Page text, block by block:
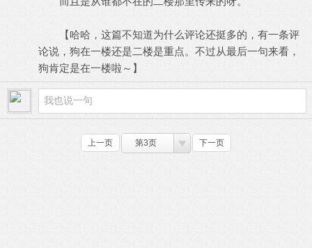
【哈哈，这篇不知道为什么评论还挺多的，有一条评
论说，狗在一楼还是二楼是重点。不过从最后一句来看，
狗肯定是在一楼啦～】
上一页 第3页 下一页